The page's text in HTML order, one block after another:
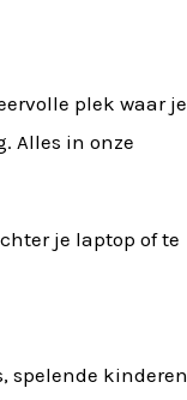
plek waar je
Alles in onze
je laptop of te
spelende kinderen